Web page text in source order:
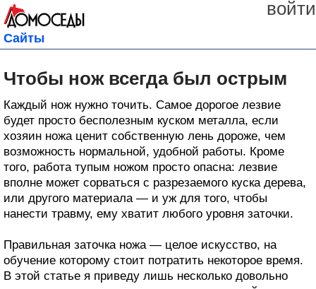
войти
Сайты
Чтобы нож всегда был острым
Каждый нож нужно точить. Самое дорогое лезвие
будет просто бесполезным куском металла, если
хозяин ножа ценит собственную лень дороже, чем
возможность нормальной, удобной работы. Кроме
того, работа тупым ножом просто опасна: лезвие
вполне может сорваться с разрезаемого куска дерева,
или другого материала — и уж для того, чтобы
нанести травму, ему хватит любого уровня заточки.
Правильная заточка ножа — целое искусство, на
обучение которому стоит потратить некоторое время.
В этой статье я приведу лишь несколько довольно